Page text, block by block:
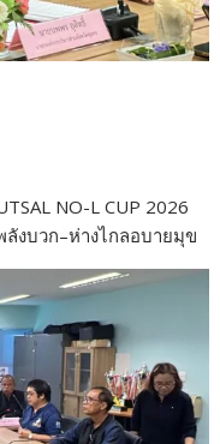
NO-L CUP 2026
งบวก–ห่างไกลอบายมุข